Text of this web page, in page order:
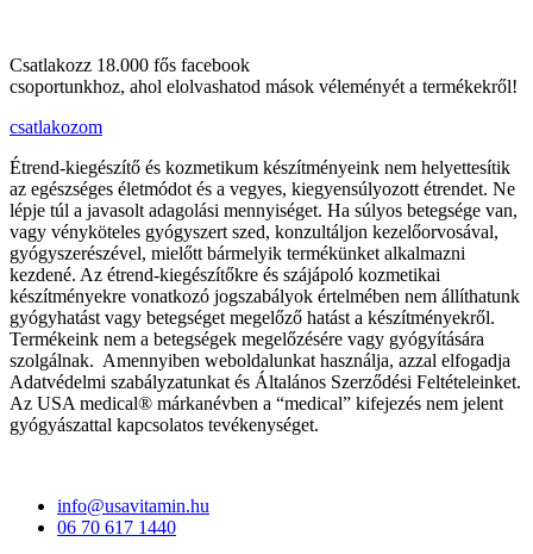
Csatlakozz 18.000 fős facebook
csoportunkhoz, ahol elolvashatod mások véleményét a termékekről!
csatlakozom
Étrend-kiegészítő és kozmetikum készítményeink nem helyettesítik
az egészséges életmódot és a vegyes, kiegyensúlyozott étrendet. Ne
lépje túl a javasolt adagolási mennyiséget. Ha súlyos betegsége van,
vagy vényköteles gyógyszert szed, konzultáljon kezelőorvosával,
gyógyszerészével, mielőtt bármelyik termékünket alkalmazni
kezdené. Az étrend-kiegészítőkre és szájápoló kozmetikai
készítményekre vonatkozó jogszabályok értelmében nem állíthatunk
gyógyhatást vagy betegséget megelőző hatást a készítményekről.
Termékeink nem a betegségek megelőzésére vagy gyógyítására
szolgálnak. Amennyiben weboldalunkat használja, azzal elfogadja
Adatvédelmi szabályzatunkat és Általános Szerződési Feltételeinket.
Az USA medical® márkanévben a “medical” kifejezés nem jelent
gyógyászattal kapcsolatos tevékenységet.
info@usavitamin.hu
06 70 617 1440